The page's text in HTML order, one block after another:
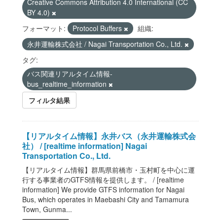
Creative Commons Attribution 4.0 International (CC
BY 4.0)
フォーマット:
Protocol Buffers
組織:
永井運輸株式会社 / Nagai Transportation Co., Ltd.
タグ:
バス関連リアルタイム情報-
bus_realtime_information
フィルタ結果
【リアルタイム情報】永井バス（永井運輸株式会
社） / [realtime information] Nagai
Transportation Co., Ltd.
【リアルタイム情報】群馬県前橋市・玉村町を中心に運
行する事業者のGTFS情報を提供します。 / [realtime
information] We provide GTFS information for Nagai
Bus, which operates in Maebashi City and Tamamura
Town, Gunma...